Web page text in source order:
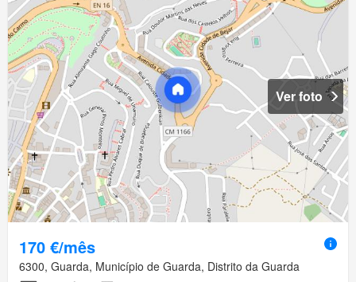
Ver foto
170 €/mês
6300, Guarda, Município de Guarda, Distrito da Guarda